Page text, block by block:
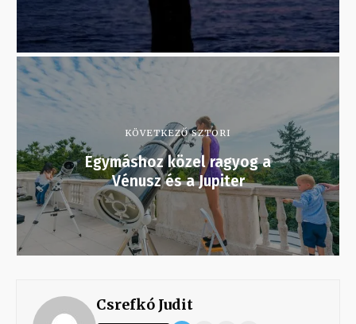
KÖVETKEZŐ SZTORI
Egymáshoz közel ragyog a
Vénusz és a Jupiter
Csrefkó Judit